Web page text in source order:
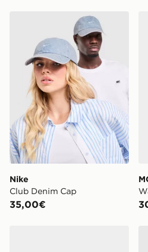
Nike Club Denim Cap
Nike
Club Denim Cap
35,00€